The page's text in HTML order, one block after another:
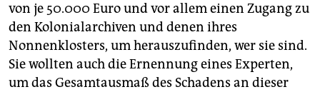
von je 50.000 Euro und vor allem einen Zugang zu
den Kolonialarchiven und denen ihres
Nonnenklosters, um herauszufinden, wer sie sind.
Sie wollten auch die Ernennung eines Experten,
um das Gesamtausmaß des Schadens an dieser